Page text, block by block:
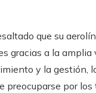
que su
gracias a la
y la gestión,
por